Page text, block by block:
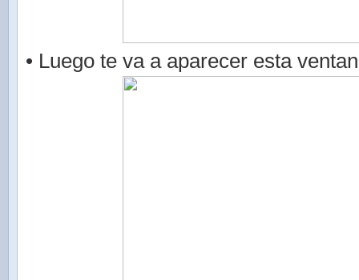
• Luego te va a aparecer esta